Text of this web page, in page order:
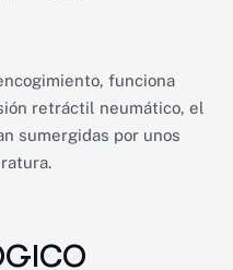
funciona
retráctil neumático, el
sumergidas por unos